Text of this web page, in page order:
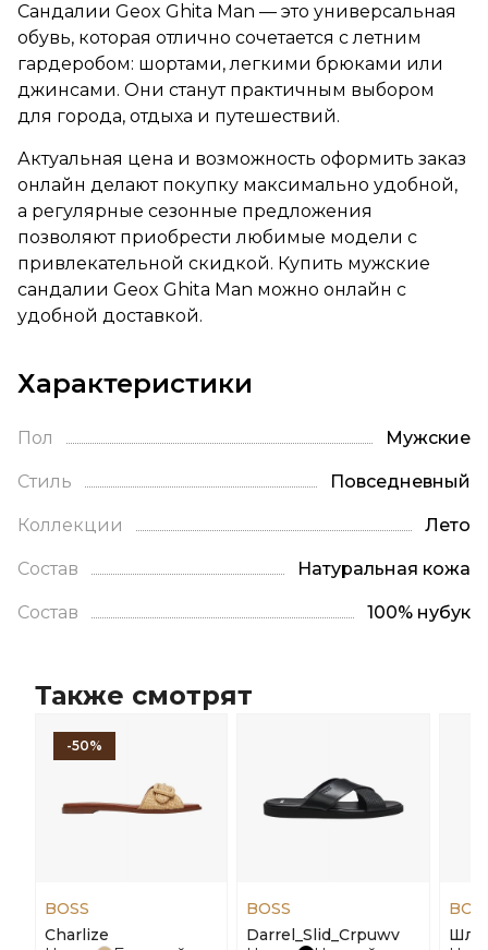
Сандалии Geox Ghita Man — это универсальная
обувь, которая отлично сочетается с летним
гардеробом: шортами, легкими брюками или
джинсами. Они станут практичным выбором
для города, отдыха и путешествий.
Актуальная цена и возможность оформить заказ
онлайн делают покупку максимально удобной,
а регулярные сезонные предложения
позволяют приобрести любимые модели с
привлекательной скидкой. Купить мужские
сандалии Geox Ghita Man можно онлайн с
удобной доставкой.
Характеристики
Пол Мужские
Стиль Повседневный
Коллекции Лето
Состав Натуральная кожа
Состав 100% нубук
Также смотрят
-50%
BOSS
Charlize
BOSS
Darrel_Slid_Crpuwv